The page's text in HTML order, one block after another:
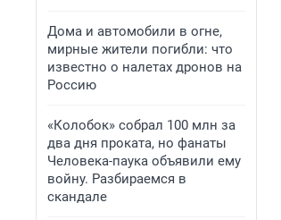
Дома и автомобили в огне,
мирные жители погибли: что
известно о налетах дронов на
Россию
«Колобок» собрал 100 млн за
два дня проката, но фанаты
Человека-паука объявили ему
войну. Разбираемся в
скандале